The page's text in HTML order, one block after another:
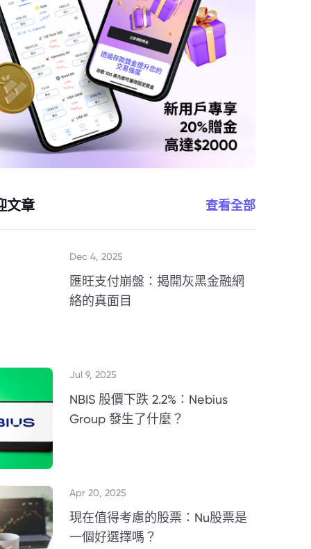
文章 查看全部
Dec 4, 2025
匯旺支付崩盤：揭開灰黑金融網
絡的真面目
Jul 9, 2025
NBIS 股價下跌 2.2%：Nebius
Group 發生了什麼？
Apr 20, 2025
現在值得考慮的股票：Nu股票是
一個好選擇嗎？